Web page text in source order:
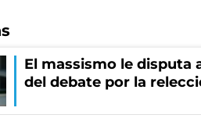
El massismo le
del debate por la